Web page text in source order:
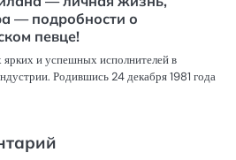
— подробности о
певце!
и успешных исполнителей в
Родившись 24 декабря 1981 года